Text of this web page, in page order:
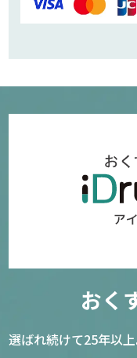
おく
選ばれ続けて25年以上